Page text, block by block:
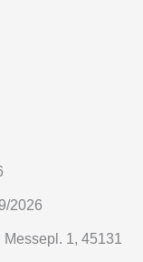
2026
Messepl. 1, 45131